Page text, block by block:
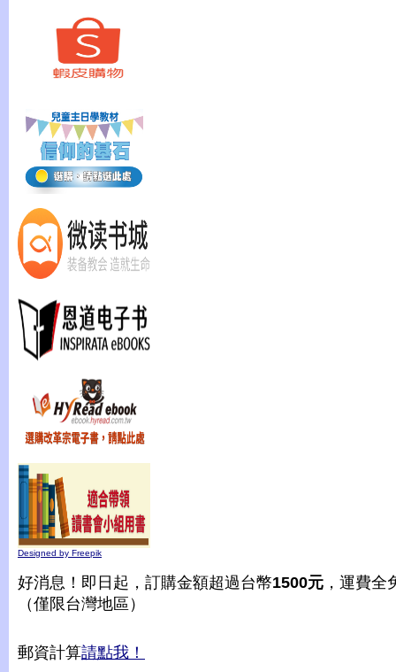
Designed by Freepik
好消息！即日起，訂購金額超過台幣1500元 ，運費全
（僅限台灣地區）
郵資計算請點我！